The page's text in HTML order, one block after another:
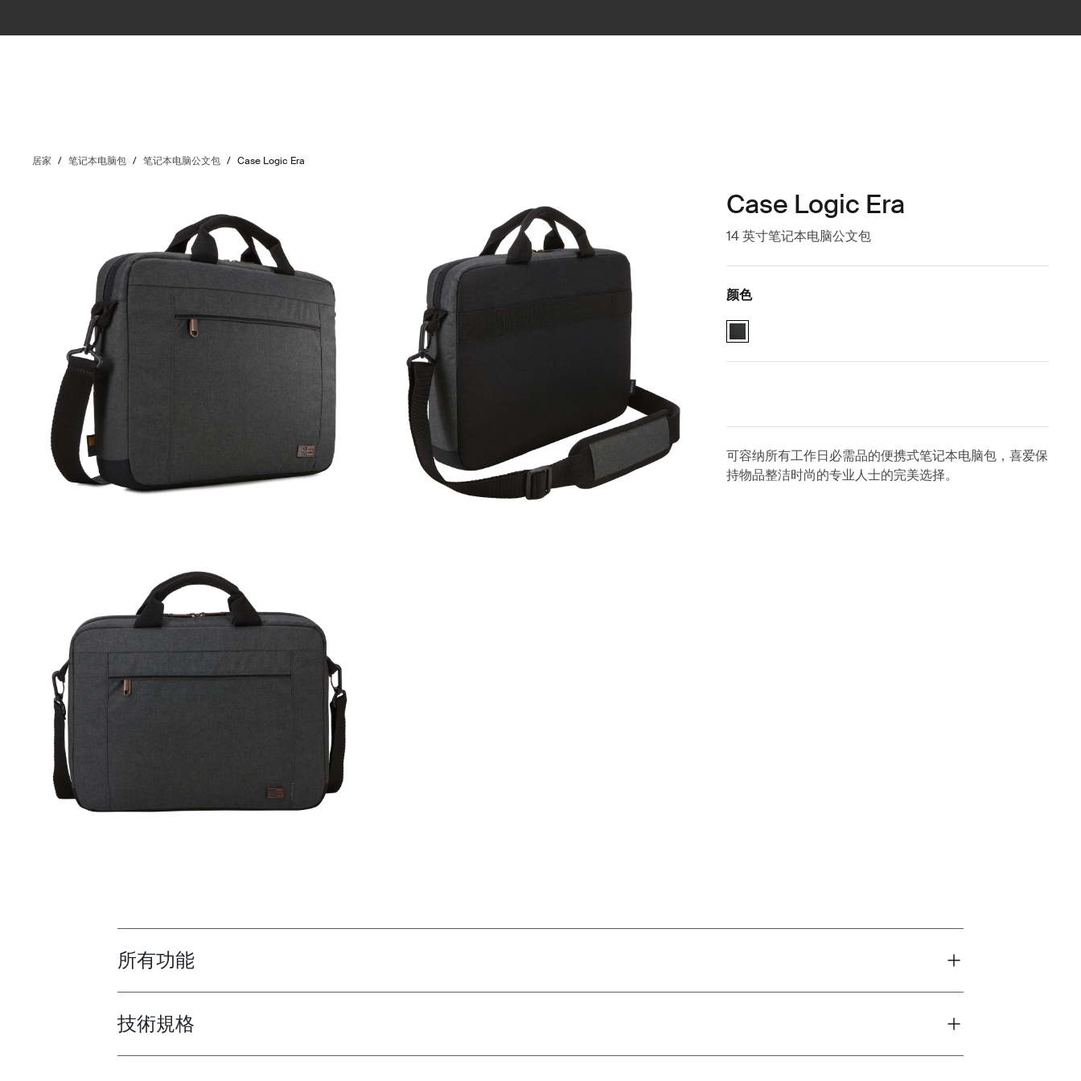
居家 / 笔记本电脑包 / 笔记本电脑公文包 / Case Logic Era
Case Logic Era
14 英寸笔记本电脑公文包
颜色
Case Logic Era 14" Laptop Attaché 黑曜石黑色 (selected)
可容纳所有工作日必需品的便携式笔记本电脑包，喜爱保
持物品整洁时尚的专业人士的完美选择。
Toggle features
所有功能
Toggle techspec
技術規格